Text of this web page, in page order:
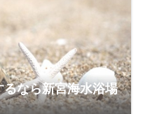
なら新宮海水浴場